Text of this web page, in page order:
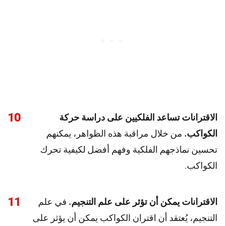
10
الاقترانات تساعد الفلكيين على دراسة حركة
الكواكب. من خلال مراقبة هذه الظواهر، يمكنهم
تحسين نماذجهم الفلكية وفهم أفضل لكيفية تحرك
الكواكب.
11 الاقترانات يمكن أن تؤثر على علم التنجيم. في علم
التنجيم، يُعتقد أن اقتران الكواكب يمكن أن يؤثر على